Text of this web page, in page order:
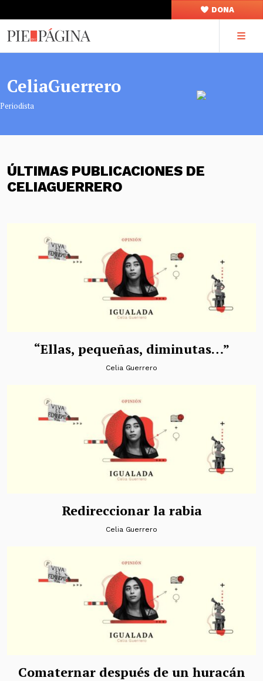
DONA
CeliaGuerrero
Periodista
ÚLTIMAS PUBLICACIONES DE
CELIAGUERRERO
“Ellas, pequeñas, diminutas…”
Celia Guerrero
Redireccionar la rabia
Celia Guerrero
Comaternar después de un huracán